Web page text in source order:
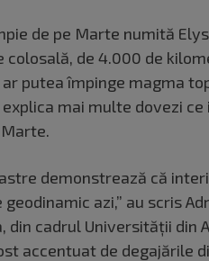
de pe Marte numită
colosală, de 4.000 de
putea împinge magma
mai multe dovezi
demonstrează că
azi,” au scris
din cadrul Universității din
accentuat de degajările